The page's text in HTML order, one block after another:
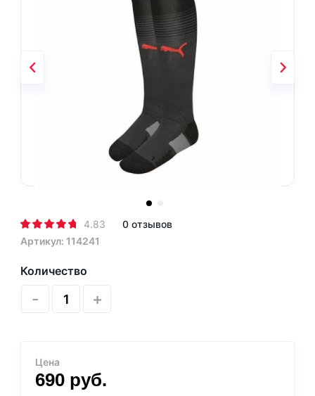
4.83
0 отзывов
Артикул: 114241
Количество
- +
Цена
690 руб.